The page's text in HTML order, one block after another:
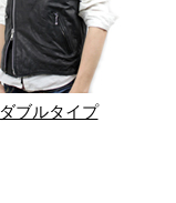
ダブルタイプ